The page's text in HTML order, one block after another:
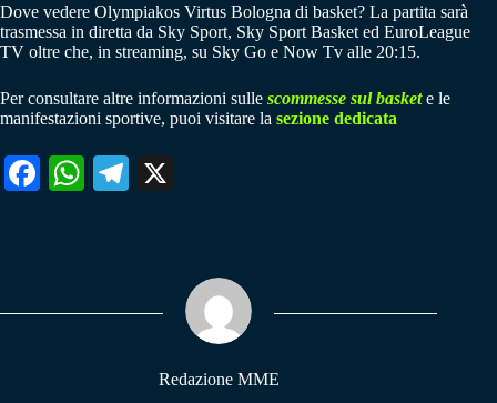
Dove vedere Olympiakos Virtus Bologna di basket? La partita sarà
trasmessa in diretta da Sky Sport, Sky Sport Basket ed EuroLeague
TV oltre che, in streaming, su Sky Go e Now Tv alle 20:15.
Per consultare altre informazioni sulle scommesse sul baskete le
manifestazioni sportive, puoi visitare la sezione dedicata
Fa W
pp
Te
m
Redazione MME